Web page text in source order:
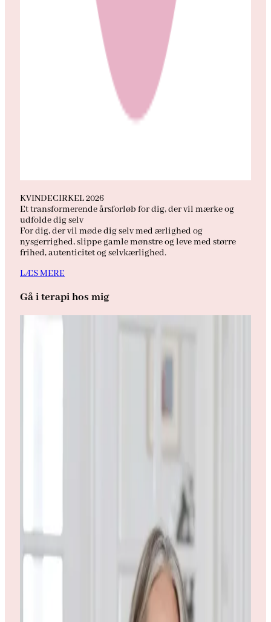
KVINDECIRKEL 2026
Et transformerende årsforløb for dig, der vil mærke og
udfolde dig selv
For dig, der vil møde dig selv med ærlighed og
nysgerrighed, slippe gamle mønstre og leve med større
frihed, autenticitet og selvkærlighed.
LÆS MERE
Gå i terapi hos mig